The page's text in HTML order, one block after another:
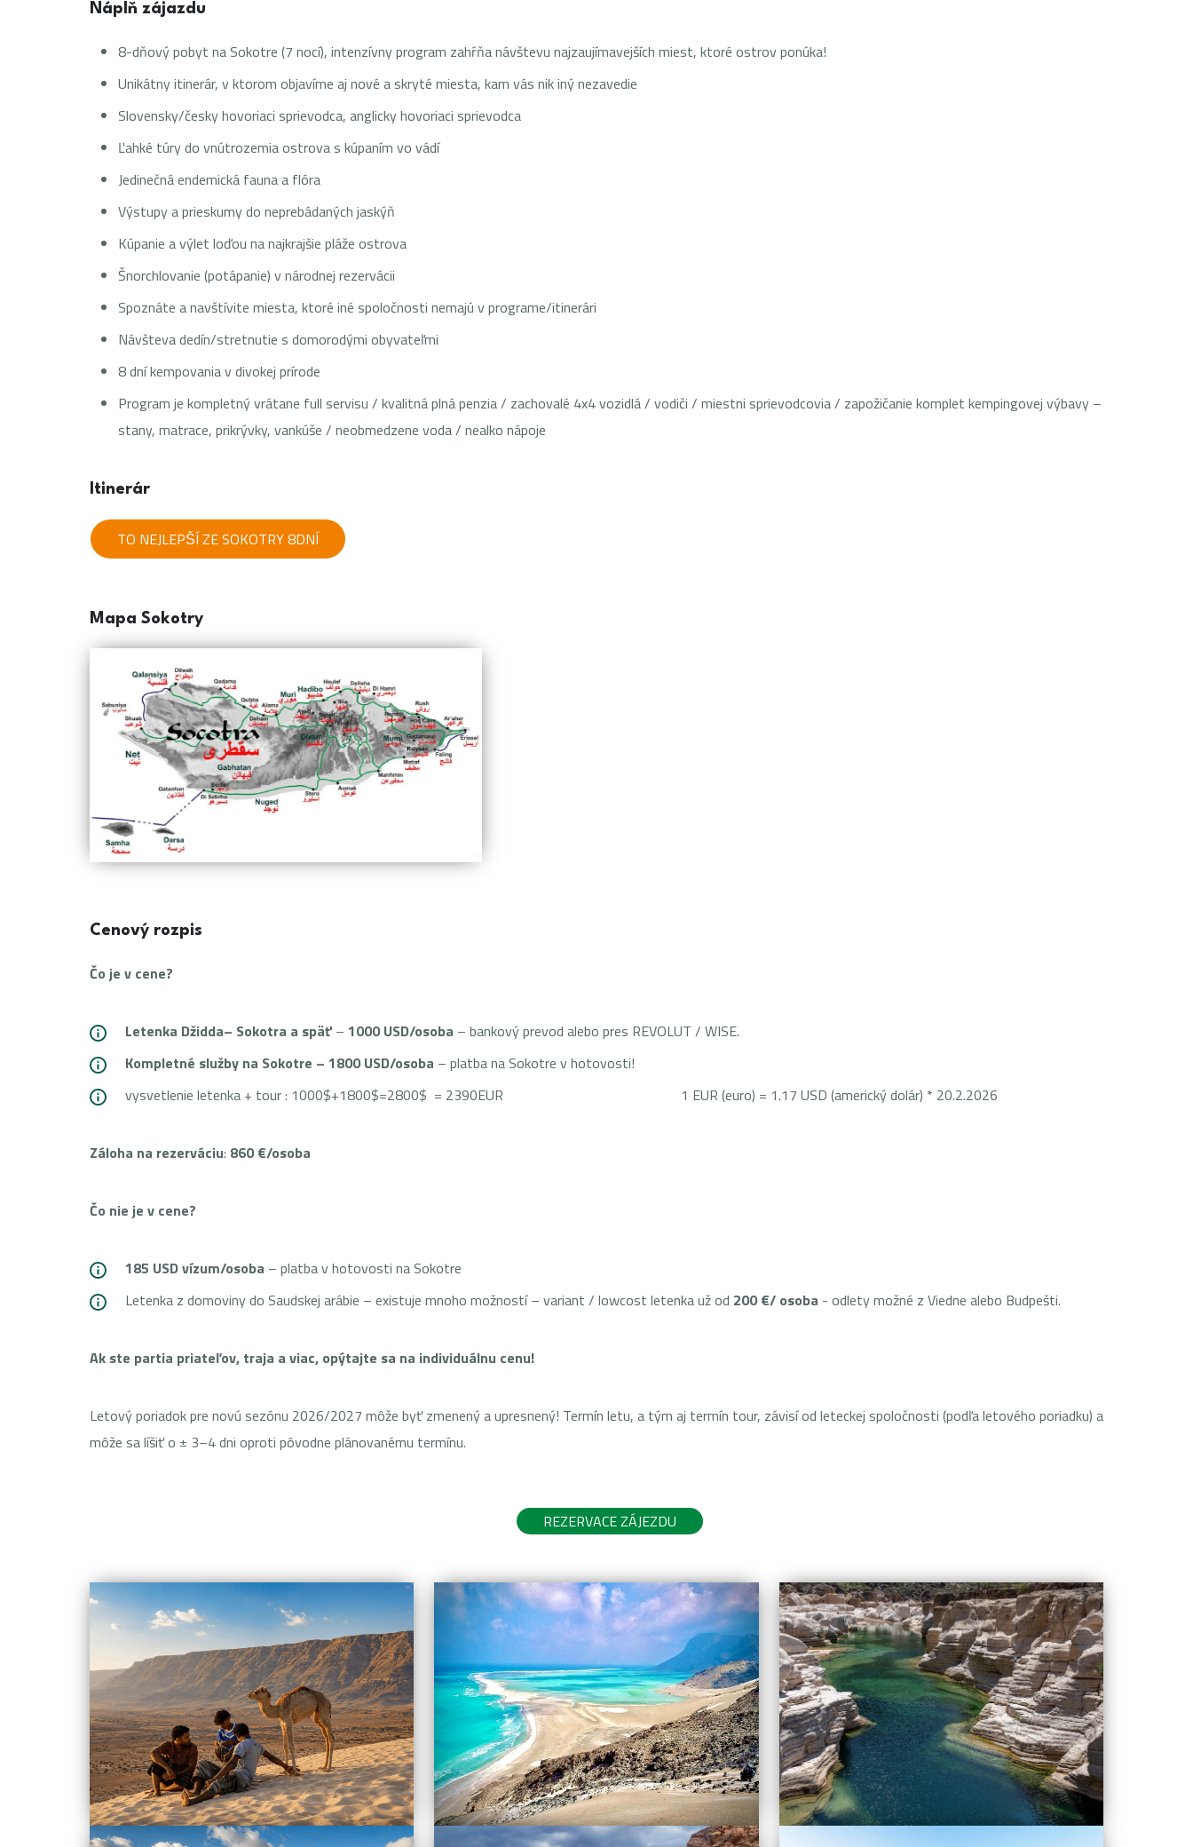
Náplň zájazdu
8-dňový pobyt na Sokotre (7 nocí), intenzívny program zahŕňa návštevu najzaujímavejších miest, ktoré ostrov ponúka!
Unikátny itinerár, v ktorom objavíme aj nové a skryté miesta, kam vás nik iný nezavedie
Slovensky/česky hovoriaci sprievodca, anglicky hovoriaci sprievodca
Ľahké túry do vnútrozemia ostrova s kúpaním vo vádí
Jedinečná endemická fauna a flóra
Výstupy a prieskumy do neprebádaných jaskýň
Kúpanie a výlet loďou na najkrajšie pláže ostrova
Šnorchlovanie (potápanie) v národnej rezervácii
Spoznáte a navštívite miesta, ktoré iné spoločnosti nemajú v programe/itinerári
Návšteva dedín/stretnutie s domorodými obyvateľmi
8 dní kempovania v divokej prírode
Program je kompletný vrátane full servisu / kvalitná plná penzia / zachovalé 4x4 vozidlá / vodiči / miestni sprievodcovia / zapožičanie komplet kempingovej výbavy –
stany, matrace, prikrývky, vankúše / neobmedzene voda / nealko nápoje
Itinerár
TO NEJLEPŠÍ ZE SOKOTRY 8DNÍ
Mapa Sokotry
Cenový rozpis
Čo je v cene?
Letenka Džidda– Sokotra a späť – 1000 USD/osoba – bankový prevod alebo pres REVOLUT / WISE.
Kompletné služby na Sokotre – 1800 USD/osoba – platba na Sokotre v hotovosti!
vysvetlenie letenka + tour : 1000$+1800$=2800$ = 2390EUR 1 EUR (euro) = 1.17 USD (americký dolár) * 20.2.2026
Záloha na rezerváciu: 860 €/osoba
Čo nie je v cene?
185 USD vízum/osoba – platba v hotovosti na Sokotre
Letenka z domoviny do Saudskej arábie – existuje mnoho možností – variant / lowcost letenka už od 200 €/ osoba - odlety možné z Viedne alebo Budpešti.
Ak ste partia priateľov, traja a viac, opýtajte sa na individuálnu cenu!
Letový poriadok pre novú sezónu 2026/2027 môže byť zmenený a upresnený! Termín letu, a tým aj termín tour, závisí od leteckej spoločnosti (podľa letového poriadku) a
môže sa líšiť o ± 3–4 dni oproti pôvodne plánovanému termínu.
REZERVACE ZÁJEZDU